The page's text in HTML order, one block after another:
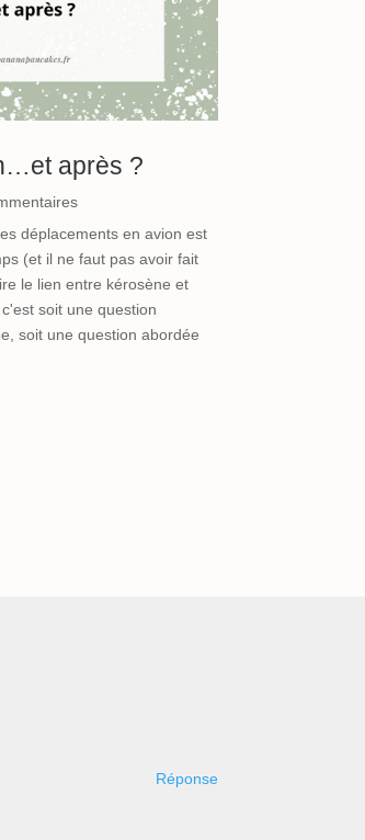
après ?
déplacements en avion est
(et il ne faut pas avoir fait
le lien entre kérosène et
soit une question
soit une question abordée
Réponse